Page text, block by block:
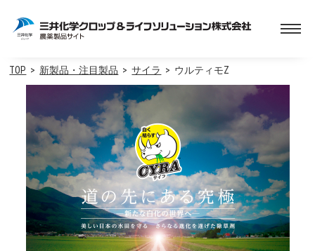
TOP 新製品・注目製品 サイラ ウルティモZ